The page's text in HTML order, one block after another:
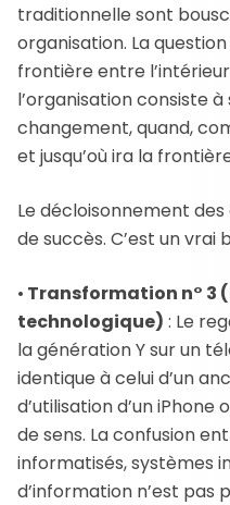
traditionnelle sont
organisation. La
frontière entre
l’organisation consiste
changement, quand,
et jusqu’où ira la
Le décloisonnement
de succès. C’est un vrai
• Transformation n° 3
technologique) : Le
la génération Y sur un
identique à celui d’un
d’utilisation d’un iPhone
de sens. La confusion
informatisés, systèmes
d’information n’est pas